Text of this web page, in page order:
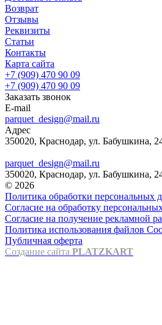
Возврат
Отзывы
Реквизиты
Статьи
Контакты
Карта сайта
+7 (909) 470 90 09
+7 (909) 470 90 09
Заказать звонок
E-mail
parquet_design@mail.ru
Адрес
350020, Краснодар, ул. Бабушкина,
parquet_design@mail.ru
350020, Краснодар, ул. Бабушкина,
© 2026
Политика обработки персональных
Согласие на обработку
Согласие на получение рекламной
Политика использования файлов
Публичная оферта
Создание сайта PLATZKART